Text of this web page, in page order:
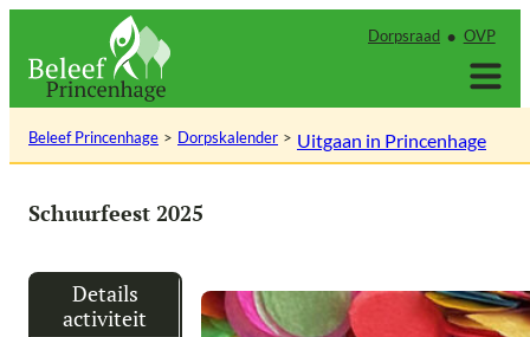
inhoud
Dorpsraad OVP
Beleef Princenhage Dorpskalender Uitgaan in Princenhage
Schuurfeest 2025
Details
activiteit